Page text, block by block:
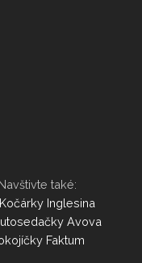
také:
Kočárky Inglesina
Avova
Faktum